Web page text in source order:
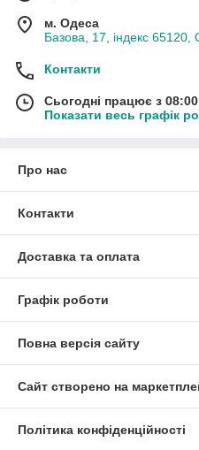
м. Одеса
Базова, 17, індекс 65120,
Контакти
Сьогодні працює з
Показати весь графік
Про нас
Контакти
Доставка та оплата
Графік роботи
Повна версія сайту
Сайт створено на
Політика конфіденційності